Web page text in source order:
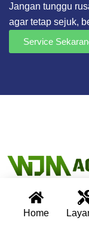
Home
Jangan tunggu
agar tetap sejuk,
Service
Wijaya AC Mobil